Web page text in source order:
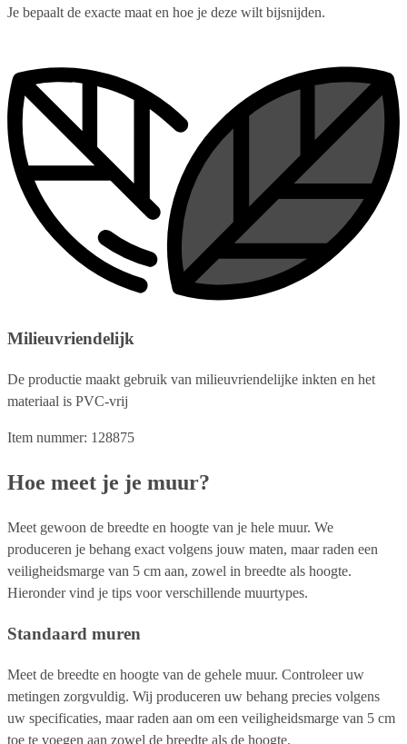
Je bepaalt de exacte maat en hoe je deze wilt bijsnijden.
Milieuvriendelijk
De productie maakt gebruik van milieuvriendelijke inkten en het
materiaal is PVC-vrij
Item nummer: 128875
Hoe meet je je muur?
Meet gewoon de breedte en hoogte van je hele muur. We
produceren je behang exact volgens jouw maten, maar raden een
veiligheidsmarge van 5 cm aan, zowel in breedte als hoogte.
Hieronder vind je tips voor verschillende muurtypes.
Standaard muren
Meet de breedte en hoogte van de gehele muur. Controleer uw
metingen zorgvuldig. Wij produceren uw behang precies volgens
uw specificaties, maar raden aan om een veiligheidsmarge van 5 cm
toe te voegen aan zowel de breedte als de hoogte.